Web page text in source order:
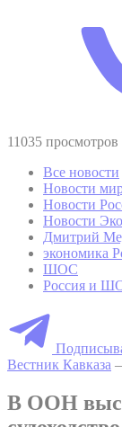
11035 просмотров
Все новости
Новости
Новости
Новости
Дмитрий
экономика
ШОС
Россия и
Вестник Кавказа
В ООН